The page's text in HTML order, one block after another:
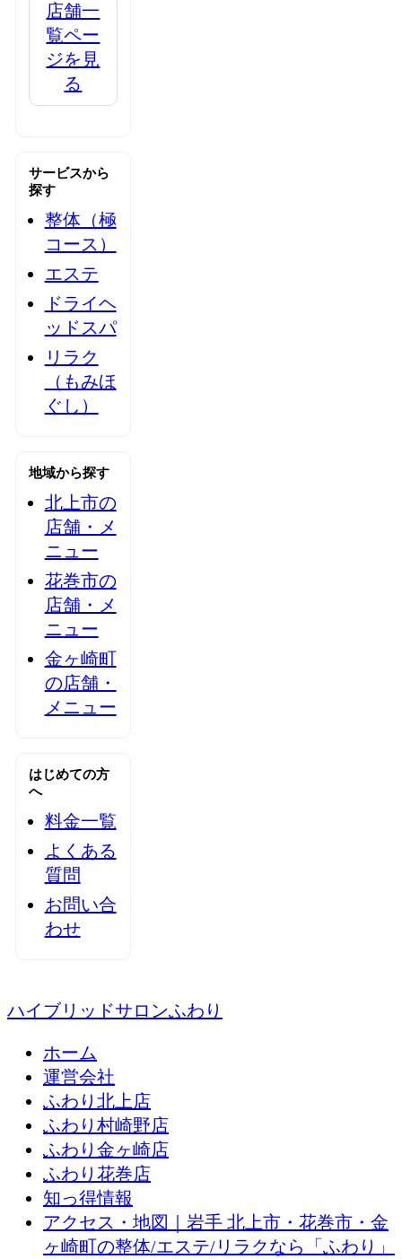
店舗一
覧ペー
ジを見
る
サービスから
探す
整体（極
コース）
エステ
ドライヘ
ッドスパ
リラク
（もみほ
ぐし）
地域から探す
北上市の
店舗・メ
ニュー
花巻市の
店舗・メ
ニュー
金ヶ崎町
の店舗・
メニュー
はじめての方
へ
料金一覧
よくある
質問
お問い合
わせ
ハイブリッドサロンふわり
ホーム
運営会社
ふわり北上店
ふわり村崎野店
ふわり金ヶ崎店
ふわり花巻店
知っ得情報
アクセス・地図｜岩手 北上市・花巻市・金
ヶ崎町の整体/エステ/リラクなら「ふわり」